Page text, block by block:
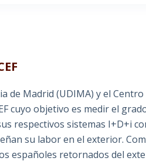
de Madrid (UDIMA) y el Centro
cuyo objetivo es medir el
respectivos sistemas I+D+i
su labor en el exterior.
españoles retornados del